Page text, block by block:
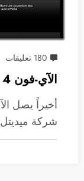
180 تعليقات
الآي-فون 4 سيتاح رسمياً في المغرب
شركة ميديتل Meditel، والجميل هنا أن…